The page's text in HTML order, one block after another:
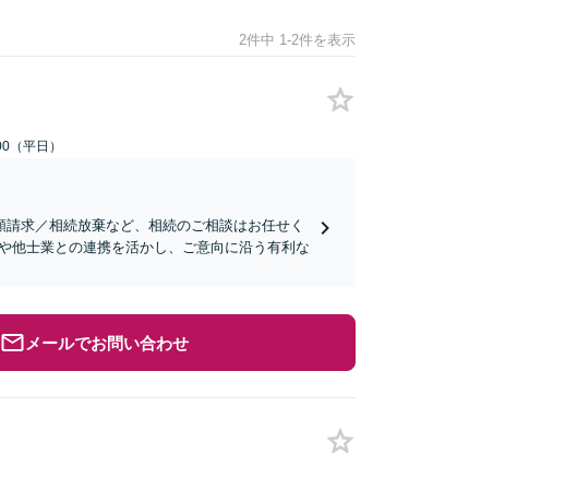
2件中 1-2件を表示
（平日）
求／相続放棄など、相続のご相談はお任せく
他士業との連携を活かし、ご意向に沿う有利な
メールでお問い合わせ